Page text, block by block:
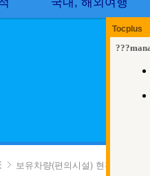
보유차량(편의시설) 현황
Tocplus